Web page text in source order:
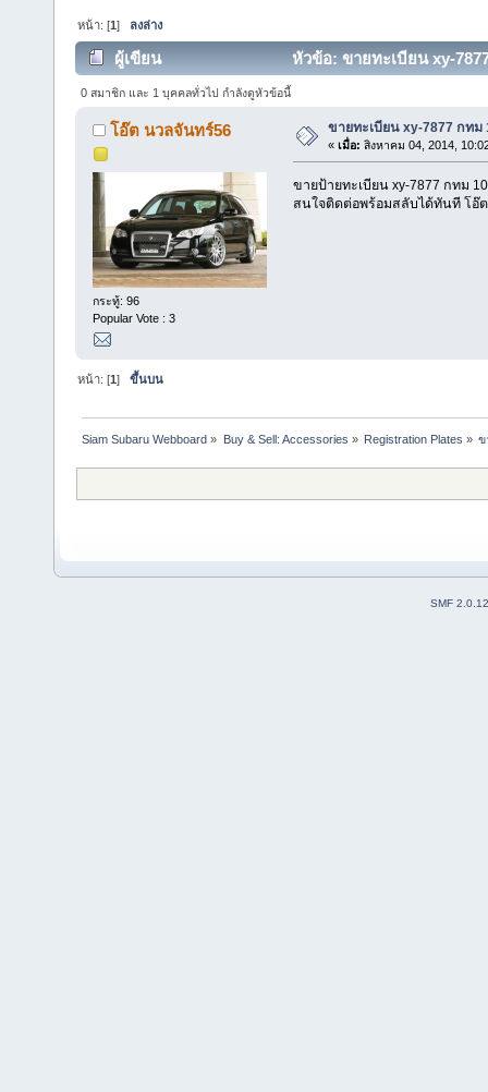
หน้า: [1] ลงล่าง
ผู้เขียน หัวข้อ: ขายทะเบียน xy-
0 สมาชิก และ 1 บุคคลทั่วไป กำลังดูหัวข้อนี้
โอ๊ต นวลจันทร์56
กระทู้: 96
Popular Vote : 3
ขายทะเบียน xy-7877 กทม
« เมื่อ: สิงหาคม 04, 2014,
ขายป้ายทะเบียน xy-7877 กทม
สนใจติดต่อพร้อมสลับได้ทันที โอ๊ต
หน้า: [1]ขึ้นบน
Siam Subaru Webboard » Buy & Sell: Accessories » Registration Plates » ข
SMF 2.0.12